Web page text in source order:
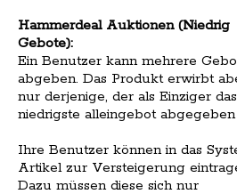
Hammerdeal Auktionen (Niedrig
Gebote):
Ein Benutzer kann mehrere
abgeben. Das Produkt erwirbt
nur derjenige, der als Einziger das
niedrigste alleingebot abgegeben
Ihre Benutzer können in das
Artikel zur Versteigerung
Dazu müssen diese sich nur